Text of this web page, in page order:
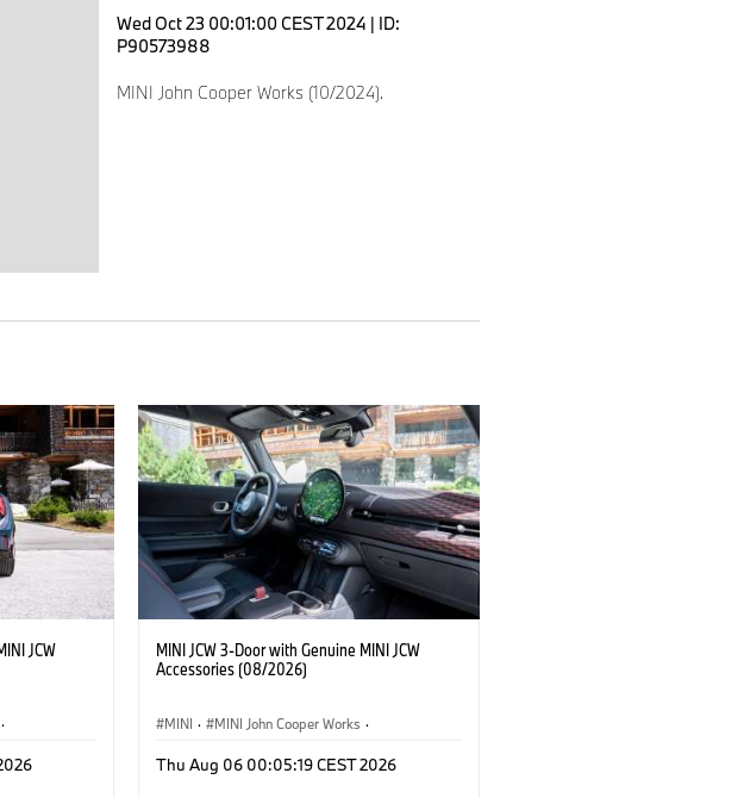
Wed Oct 23 00:01:00 CEST 2024 | ID:
P90573988
MINI John Cooper Works (10/2024).
JCW
·
MINI JCW 3-Door with Genuine MINI JCW
Accessories (08/2026)
MINI · MINI John Cooper Works ·
Opcjonalne dodatki, akcesoria
Thu Aug 06 00:05:19 CEST 2026